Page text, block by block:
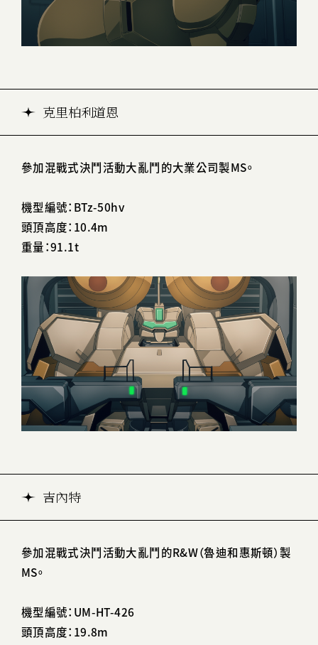
克里柏利道恩
參加混戰式決鬥活動大亂鬥的大業公司製MS。
機型編號：BTz-50hv
頭頂高度：10.4m
重量：91.1t
吉內特
參加混戰式決鬥活動大亂鬥的R&W（魯迪和惠斯頓）製
MS。
機型編號：UM-HT-426
頭頂高度：19.8m